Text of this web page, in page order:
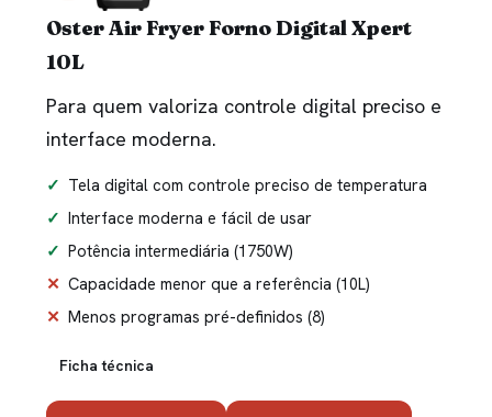
Oster Air Fryer Forno Digital Xpert
10L
Para quem valoriza controle digital preciso e
interface moderna.
Tela digital com controle preciso de temperatura
Interface moderna e fácil de usar
Potência intermediária (1750W)
Capacidade menor que a referência (10L)
Menos programas pré-definidos (8)
Ficha técnica